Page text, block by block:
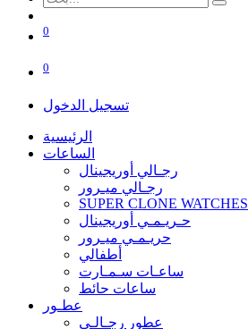
0
0
تسجيل الدخول
الرئيسية
الساعات
رجـالي أوريجينال
رجـالي ميـرور
SUPER CLONE WATCHES
حـريـمـي أوريجينال
حريـمـي ميـرور
أطفالي
ساعـات سـمـارت
ساعات حائط
عطـور
عطور رجـالـي